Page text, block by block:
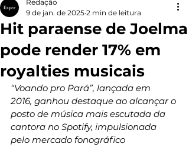
Hit paraense de Joelma
pode render 17% em
royalties musicais
Redação
9 de jan. de 2025 2 min de leitura
“Voando pro Pará”, lançada em
2016, ganhou destaque ao alcançar o
posto de música mais escutada da
cantora no Spotify, impulsionada
pelo mercado fonográfico